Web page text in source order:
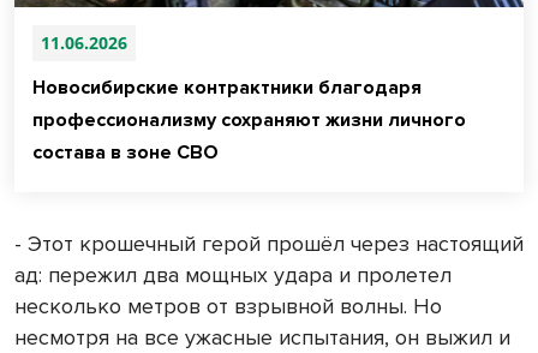
11.06.2026
Новосибирские контрактники благодаря
профессионализму сохраняют жизни личного
состава в зоне СВО
- Этот крошечный герой прошёл через настоящий
ад: пережил два мощных удара и пролетел
несколько метров от взрывной волны. Но
несмотря на все ужасные испытания, он выжил и